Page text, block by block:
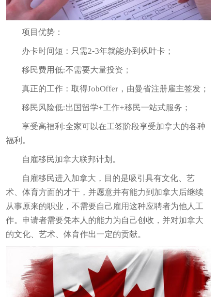
项目优势：
办卡时间短：只需2-3年就能办到枫叶卡；
移民费用低:不需要大量投资；
真正的工作：取得JobOffer，由曼省注册雇主签发；
移民风险低:出国留学+工作+移民一站式服务；
享受高福利:全家可以在工签阶段享受加拿大的各种
福利。
自雇移民加拿大联邦计划。
自雇移民进入加拿大，目的是吸引具有文化、艺
术、体育方面的才干，并愿意并有能力到加拿大后继续
从事原来的职业，不需要自己雇用这种应聘者为他人工
作。申请者需要凭本人的能力为自己创收，并对加拿大
的文化、艺术、体育作出一定的贡献。